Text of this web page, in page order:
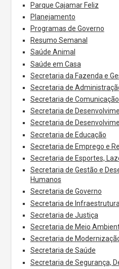
Parque Cajamar Feliz
Planejamento
Programas de Governo
Resumo Semanal
Saúde Animal
Saúde em Casa
Secretaria da Fazenda e
Secretaria de
Secretaria de
Secretaria de
Secretaria de
Secretaria de Educação
Secretaria de Emprego e
Secretaria de Esportes,
Secretaria de Gestão e
Humanos
Secretaria de Governo
Secretaria de
Secretaria de Justiça
Secretaria de Meio
Secretaria de
Secretaria de Saúde
Secretaria de Segurança,